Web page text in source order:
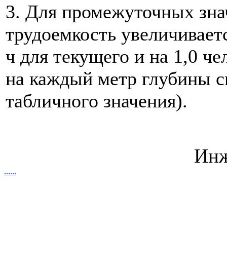
3. Для промежуточных
трудоемкость
ч для текущего и на 1,0
на каждый метр глубины
табличного значения).
......